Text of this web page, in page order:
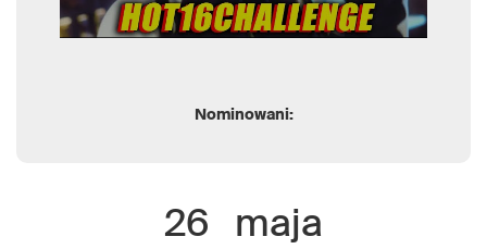
Nominowani:
26 maja